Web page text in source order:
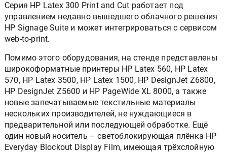
Серия HP Latex 300 Print and Cut работает под
управлением недавно вышедшего облачного решения
HP Signage Suite и может интегрироваться с сервисом
web-to-print.
Помимо этого оборудования, на стенде представлены
широкоформатные принтеры HP Latex 560, HP Latex
570, HP Latex 3500, HP Latex 1500, HP DesignJet Z6800,
HP DesignJet Z5600 и HP PageWide XL 8000, а также
новые запечатываемые текстильные материалы
нескольких производителей, не нуждающиеся в
предварительной или последующей обработке. Ещё
один новый носитель – светоблокирующая плёнка HP
Everyday Blockout Display Film, имеющая трёхслойную